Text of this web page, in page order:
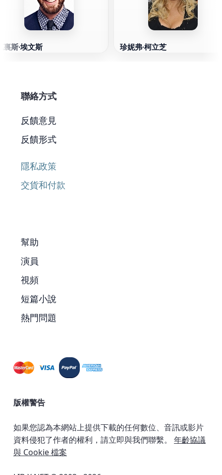
裏斯·埃文斯 珍妮弗·柯立芝
聯絡方式
反饋意見
反饋形式
隱私政策
交貨和付款
幫助
演員
視頻
短篇小說
熱門問題
版權警告
如果您認為本網站上提供下載的任何數位、音訊或影片
資料侵犯了作者的權利，請立即與我們聯繫。 年齡協議
與 Cookie 檔案